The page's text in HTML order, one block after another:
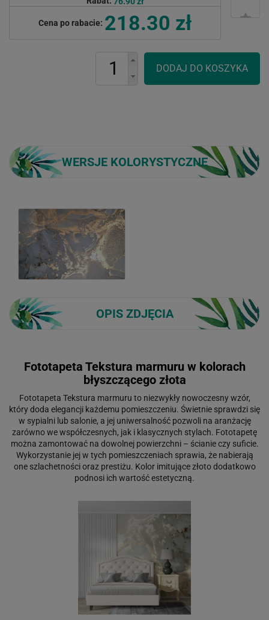
Cena po rabacie: 218.30 zł
WERSJE KOLORYSTYCZNE
OPIS ZDJĘCIA
Fototapeta Tekstura marmuru w kolorach
błyszczącego złota
Fototapeta Tekstura marmuru to niezwykły nowoczesny wzór,
który doda elegancji każdemu pomieszczeniu. Świetnie sprawdzi się
w sypialni lub salonie, a jej uniwersalność pozwoli na aranżację
zarówno we współczesnych, jak i klasycznych stylach. Fototapetę
można zamontować na dowolnej powierzchni – ścianie czy suficie.
Wykorzystanie jej w tych pomieszczeniach sprawia, że nabierają
one szlachetności oraz prestiżu. Kolor imitujące złoto dodatkowo
podnosi ich wartość estetyczną.